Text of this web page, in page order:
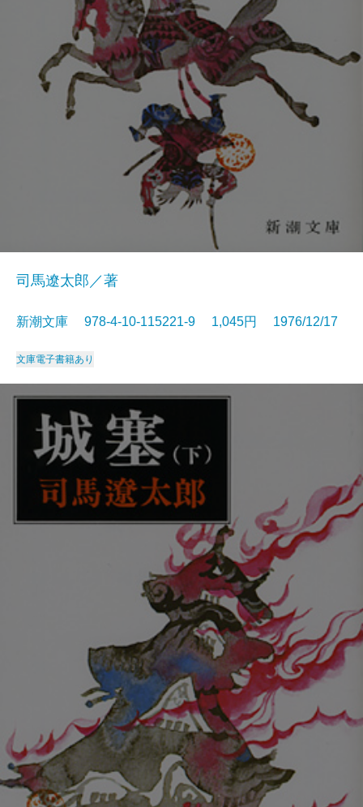
司馬遼太郎／著
新潮文庫 978-4-10-115221-9 1,045円 1976/12/17
文庫電子書籍あり